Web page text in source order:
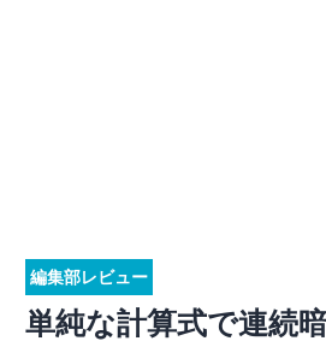
編集部レビュー
単純な計算式で連続